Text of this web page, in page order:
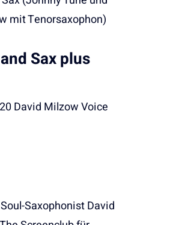
Sax plus
David Milzow Voice